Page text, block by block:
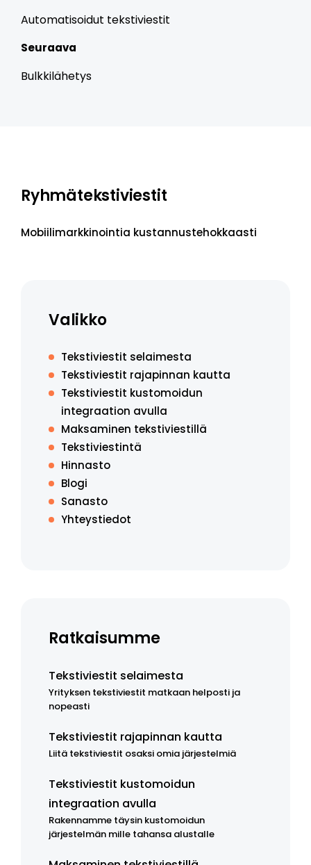
Automatisoidut tekstiviestit
Seuraava
Bulkkilähetys
Ryhmätekstiviestit
Mobiilimarkkinointia kustannustehokkaasti
Valikko
Tekstiviestit selaimesta
Tekstiviestit rajapinnan kautta
Tekstiviestit kustomoidun
integraation avulla
Maksaminen tekstiviestillä
Tekstiviestintä
Hinnasto
Blogi
Sanasto
Yhteystiedot
Ratkaisumme
Tekstiviestit selaimesta
Yrityksen tekstiviestit matkaan helposti ja
nopeasti
Tekstiviestit rajapinnan kautta
Liitä tekstiviestit osaksi omia järjestelmiä
Tekstiviestit kustomoidun
integraation avulla
Rakennamme täysin kustomoidun
järjestelmän mille tahansa alustalle